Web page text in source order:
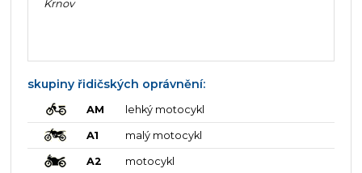
Krnov
skupiny řidičských oprávnění:
AM lehký motocykl
A1 malý motocykl
A2 motocykl